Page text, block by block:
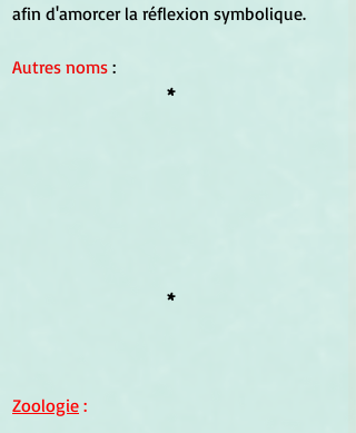
afin d'amorcer la réflexion symbolique.
Autres noms :
*
*
Zoologie :